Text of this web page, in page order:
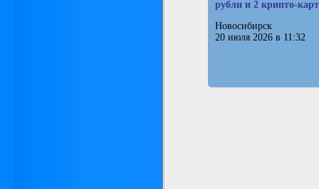
рубли и 2 крипто-
Новосибирск
20 июля 2026 в 11:32